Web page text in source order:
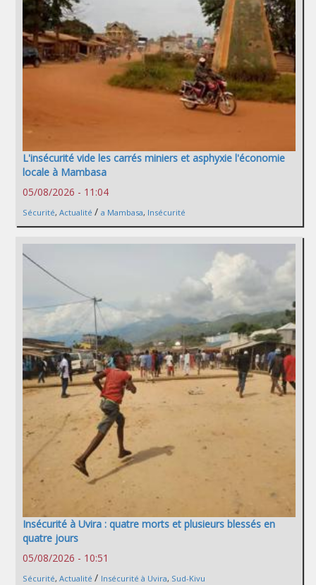
L'insécurité vide les carrés miniers et asphyxie l'économie
locale à Mambasa
05/08/2026 - 11:04
Sécurité, Actualité / a Mambasa, Insécurité
Insécurité à Uvira : quatre morts et plusieurs blessés en
quatre jours
05/08/2026 - 10:51
Sécurité, Actualité / Insécurité à Uvira, Sud-Kivu